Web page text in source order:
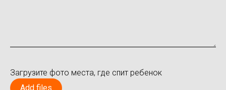
Загрузите фото места, где спит ребенок
Add files